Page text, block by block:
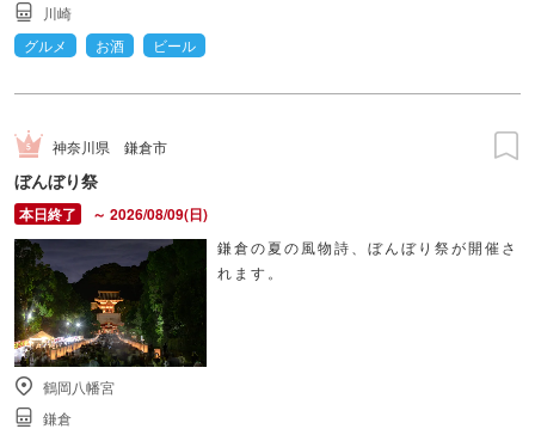
川崎
グルメ
お酒 ビール
神奈川県 鎌倉市
ぼんぼり祭
～ 2026/08/09(日)
鎌倉の夏の風物詩、ぼんぼり祭が開催さ
れます。
鶴岡八幡宮
鎌倉